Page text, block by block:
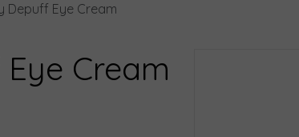
Depuff Eye Cream
Cream